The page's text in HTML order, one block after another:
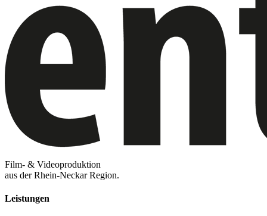
Film- & Videoproduktion
aus der Rhein-Neckar Region.
Leistungen